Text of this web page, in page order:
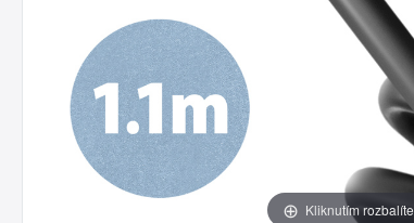
Kliknutím rozbalíte